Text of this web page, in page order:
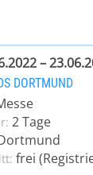
und Pulver
als
Salze,
Nahrungs-,
Eine
–
DORTMUND
2 Tage
frei